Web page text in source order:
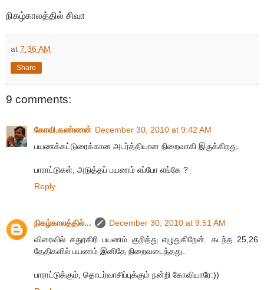
நிகழ்காலத்தில் சிவா
at 7:36 AM
Share
9 comments:
கோவி.கண்ணன் December 30, 2010 at 9:42 AM
பயணக்கட்டுரைக்கான அடர்த்தியான நிறைவாகி இருக்கிறது.
பாராட்டுகள், அடுத்தப் பயணம் எப்போ எங்கே ?
Reply
நிகழ்காலத்தில்...
December 30, 2010 at 9:51 AM
விரைவில் சதுரகிரி பயணம் குறித்து எழுதுகிறேன். கடந்த 25,26
தேதிகளில் பயணம் இனிதே நிறைவடைந்தது..
பாராட்டுக்கும், தொடர்வாசிப்புக்கும் நன்றி கோவியாரே:))